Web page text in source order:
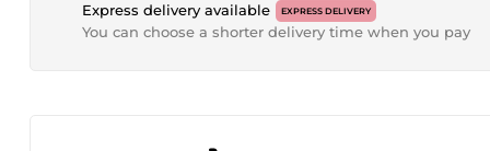
Express delivery available EXPRESS DELIVERY
You can choose a shorter delivery time when you pay